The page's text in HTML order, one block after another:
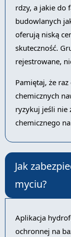
rdzy, a jakie do
budowlanych
oferują niską
skuteczność.
rejestrowane,
Pamiętaj, że
chemicznych
ryzykuj jeśli nie
chemicznego
Jak
myciu?
Aplikacja
ochronnej na